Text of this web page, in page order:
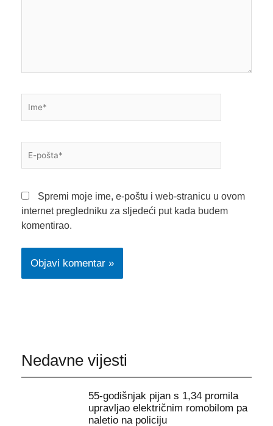
pošta*
Spremi moje ime, e-poštu i web-stranicu u ovom
internet pregledniku za sljedeći put kada budem
komentirao.
Nedavne vijesti
55-godišnjak pijan s 1,34 promila
upravljao električnim romobilom pa
naletio na policiju